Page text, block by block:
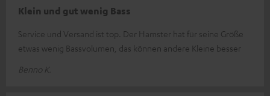
Klein und gut wenig Bass
Service und Versand ist top. Der Hamster hat für seine Größe
etwas wenig Bassvolumen, das können andere Kleine besser
Benno K.